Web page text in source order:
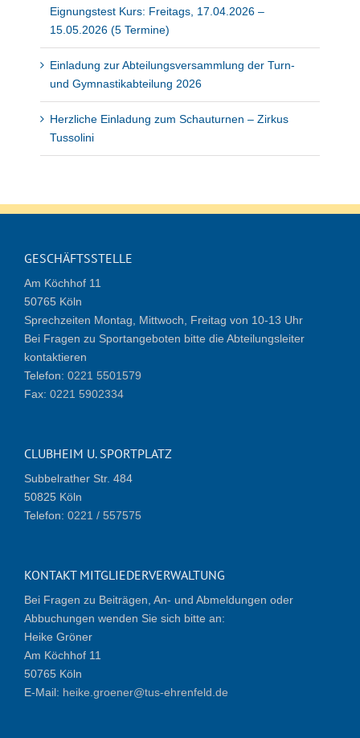
Eignungstest Kurs: Freitags, 17.04.2026 –
15.05.2026 (5 Termine)
Einladung zur Abteilungsversammlung der Turn-
und Gymnastikabteilung 2026
Herzliche Einladung zum Schauturnen – Zirkus
Tussolini
GESCHÄFTSSTELLE
Am Köchhof 11
50765 Köln
Sprechzeiten Montag, Mittwoch, Freitag von 10-13 Uhr
Bei Fragen zu Sportangeboten bitte die Abteilungsleiter
kontaktieren
Telefon: 0221 5501579
Fax: 0221 5902334
CLUBHEIM U. SPORTPLATZ
Subbelrather Str. 484
50825 Köln
Telefon: 0221 / 557575
KONTAKT MITGLIEDERVERWALTUNG
Bei Fragen zu Beiträgen, An- und Abmeldungen oder
Abbuchungen wenden Sie sich bitte an:
Heike Gröner
Am Köchhof 11
50765 Köln
E-Mail: heike.groener@tus-ehrenfeld.de